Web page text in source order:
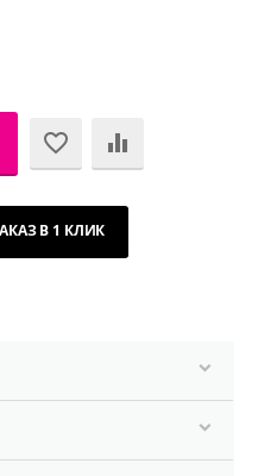
В 1 КЛИК